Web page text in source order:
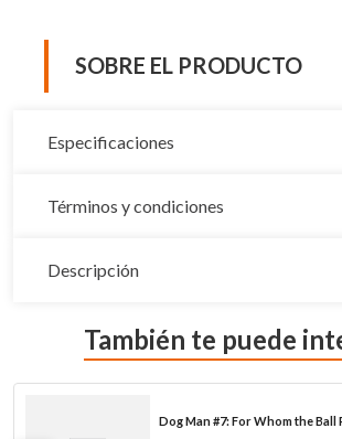
SOBRE EL PRODUCTO
Especificaciones
Términos y condiciones
Descripción
También te puede
Dog Man #7: For Whom the Ball